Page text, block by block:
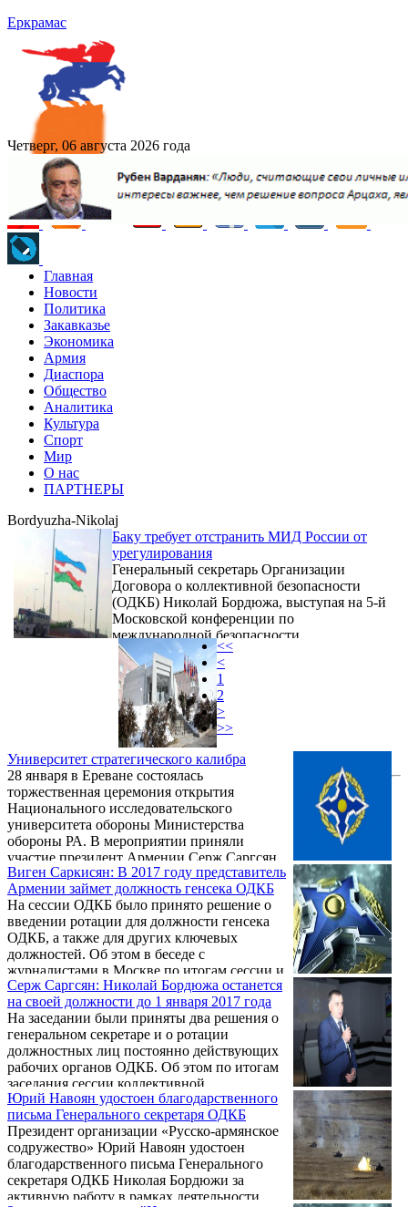
Еркрамас
Четверг, 06 августа 2026 года
Главная
Новости
Политика
Закавказье
Экономика
Армия
Диаспора
Общество
Аналитика
Культура
Спорт
Мир
О нас
ПАРТНЕРЫ
Bordyuzha-Nikolaj
Баку требует отстранить МИД России от
урегулирования
Генеральный секретарь Организации
Договора о коллективной безопасности
(ОДКБ) Николай Бордюжа, выступая на 5-й
Московской конференции по
международной безопасности,
констатировал, что "не снижается острота
вооруженного противостояния в Нагорном
Карабахе". Это вызывает серьезную
обеспокоенность прежде всего со стороны
стран - сопредседателей Минской группы
ОБСЕ (МГ ОБСЕ), которые пытаются
заполнить образовавшийся
дипломатический вакуум после
трехдневных кровопролитных сражений в
начале апреля на линии ...
Университет стратегического калибра
28 января в Ереване состоялась
торжественная церемония открытия
Национального исследовательского
университета обороны Министерства
обороны РА. В мероприятии приняли
участие президент Армении Серж Саргсян,
министры обороны Армении и НКР Сейран
Оганян и Левон Мнацаканян,
представители командного состава ВС
Армении, аккредитованные в Армении
послы, гости. Университет образован на
базе Института национальных
стратегических исследований.
Виген Саркисян: В 2017 году представитель
Армении займет должность генсека ОДКБ
На сессии ОДКБ было принято решение о
введении ротации для должности генсека
ОДКБ, а также для других ключевых
должностей. Об этом в беседе с
журналистами в Москве по итогам сессии и
заседания ОДКБ в узком и расширенном
составе заявил глава аппарата президента
Армении Виген Саркисян.
Серж Саргсян: Николай Бордюжа останется
на своей должности до 1 января 2017 года
На заседании были приняты два решения о
генеральном секретаре и о ротации
должностных лиц постоянно действующих
рабочих органов ОДКБ. Об этом по итогам
заседания сессии коллективной
безопасности ОДКБ заявил президент
Армении Серж Саргсян, сообщает
корреспондент Новости Армении-
NEWS.am.
Юрий Навоян удостоен благодарственного
письма Генерального секретаря ОДКБ
Президент организации «Русско-армянское
содружество» Юрий Навоян удостоен
благодарственного письма Генерального
секретаря ОДКБ Николая Бордюжи за
активную работу в рамках деятельности
<<
<
1
2
>
>>